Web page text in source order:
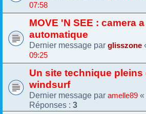
07:58
MOVE 'N SEE : camera
automatique
Dernier message par glisszone
09:25
Un site technique pleins
windsurf
Dernier message par amelle89 «
Réponses : 3